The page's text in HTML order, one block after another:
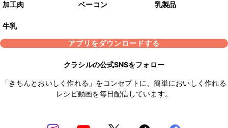
加工肉 ベーコン 乳製品
牛乳
アプリをダウンロードする
クラシルの公式SNSをフォロー
「きちんとおいしく作れる」をコンセプトに、簡単においしく作れる
レシピ動画を毎日配信しています。